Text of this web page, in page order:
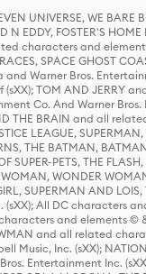
UNIVERSE, WE
N EDDY, FOSTER'S
characters and
RACES, SPACE
Warner Bros.
TOM AND JERRY
Co. And Warner Bros.
THE BRAIN and all
LEAGUE,
THE BATMAN,
SUPER-PETS, THE
WONDER
SUPERMAN AND
All DC characters
characters and elements
and all related
Inc. (sXX);
Entertainment Inc.